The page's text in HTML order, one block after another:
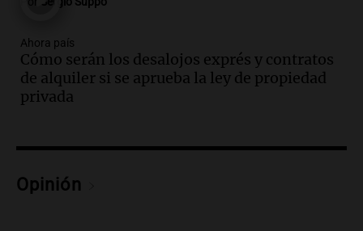
3x1:4
Episodios
Audio. Desalojos: propietarios del
interior, no se aten los rulos | Por
Audio.
Ahora país
Cómo serán los desalojos exprés y contratos
de alquiler si se aprueba la ley de propiedad
privada
Opinión